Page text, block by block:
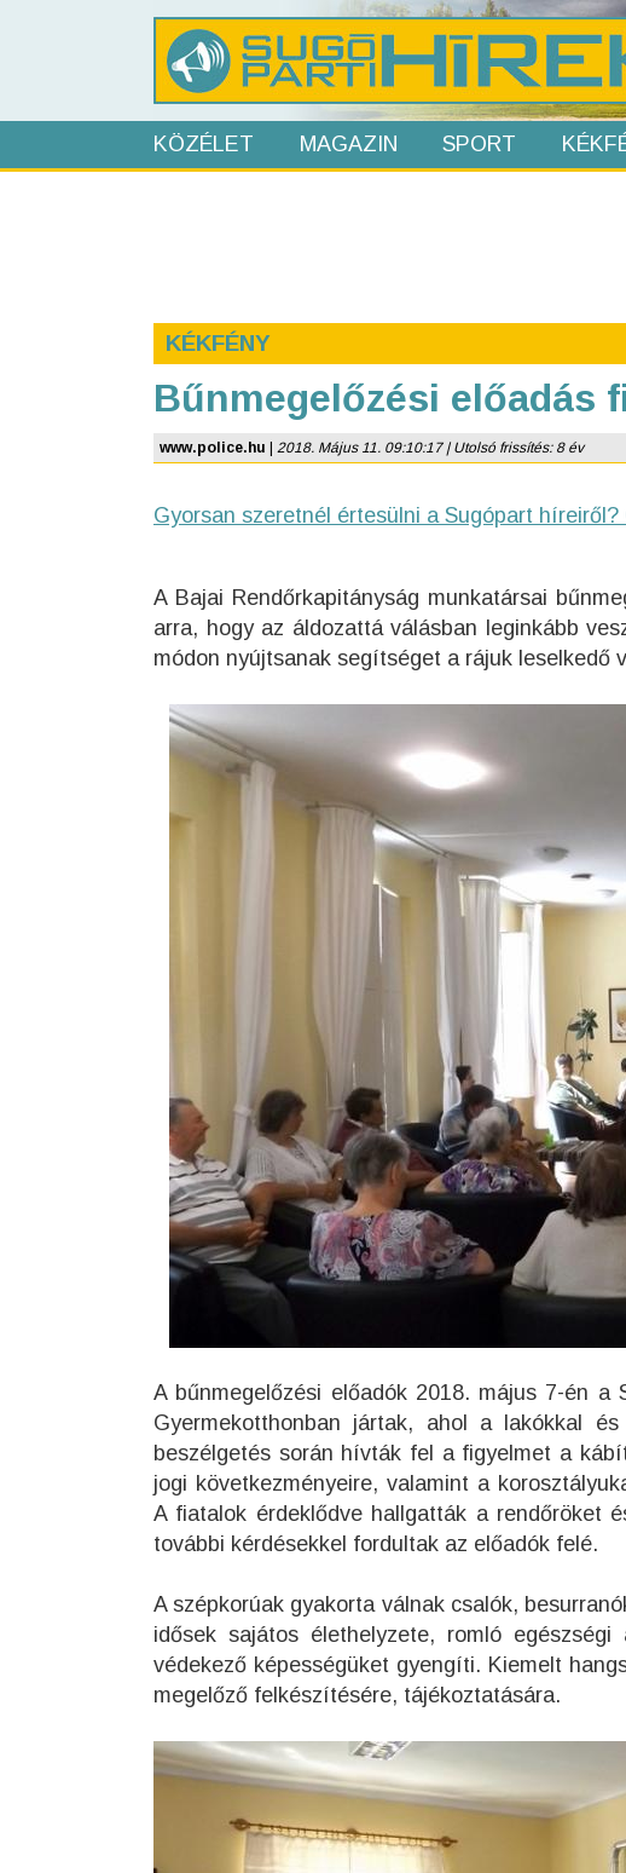
KÖZÉLET MAGAZIN SPORT
KÉKFÉNY
Bűnmegelőzési előadás
www.police.hu 2018. Május 11. 09:10:17 | Utolsó frissítés: 8 év
Gyorsan szeretnél értesülni a Sugópart
A Bajai Rendőrkapitányság munkatársai
arra, hogy az áldozattá válásban leginkább
módon nyújtsanak segítséget a rájuk
A bűnmegelőzési előadók 2018. május 7-én a
Gyermekotthonban jártak, ahol a lakókkal
beszélgetés során hívták fel a figyelmet a
jogi következményeire, valamint a
A fiatalok érdeklődve hallgatták a rendőröket
további kérdésekkel fordultak az előadók felé.
A szépkorúak gyakorta válnak csalók,
idősek sajátos élethelyzete, romló
védekező képességüket gyengíti. Kiemelt
megelőző felkészítésére, tájékoztatására.